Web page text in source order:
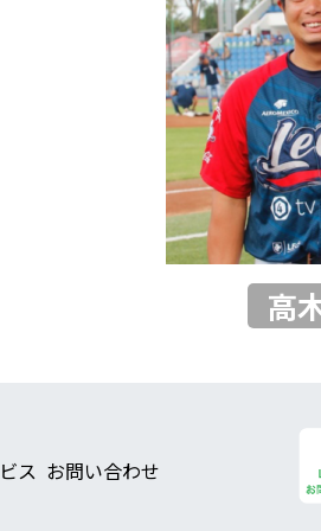
高
ス お問い合わせ